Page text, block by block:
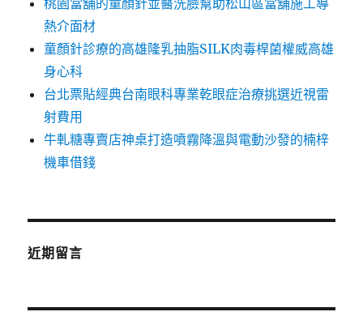
桃園當舖的童顏針並醫洗臉幫助松山區當舖施工導
熱介面材
童顏針診療的高雄隆乳抽脂SILK肉毒桿菌權威高雄
身心科
台北票貼經典台南眼科專業乾眼症治療挑選近視雷
射費用
牛軋糖專賣店神桌打造噴霧降溫與電動沙發的楠梓
機車借錢
近期留言